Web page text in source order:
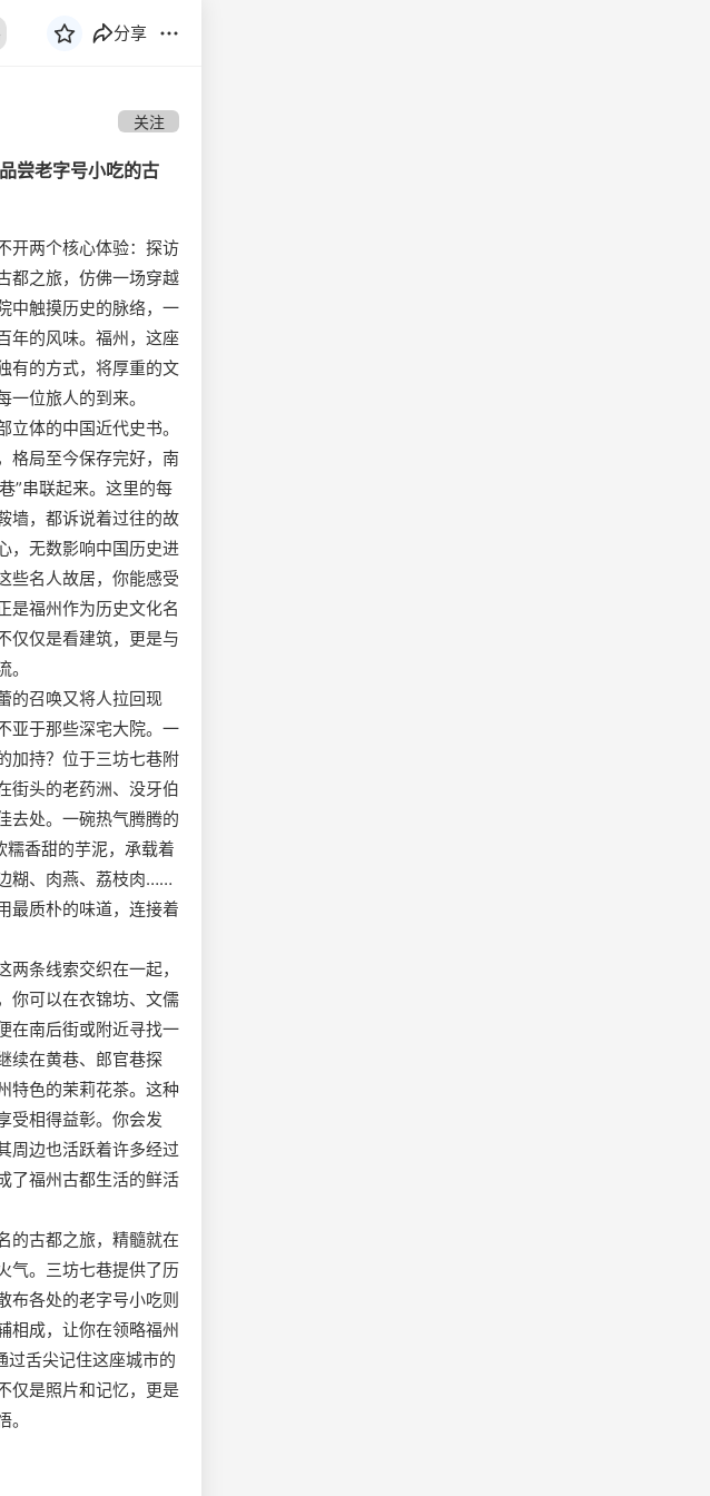
分享
关注
尝老字号小吃的古
开两个核心体验：探访
都之旅，仿佛一场穿越
中触摸历史的脉络，一
年的风味。福州，这座
有的方式，将厚重的文
位旅人的到来。
体的中国近代史书。
格局至今保存完好，南
”串联起来。这里的每
墙，都诉说着过往的故
，无数影响中国历史进
些名人故居，你能感受
是福州作为历史文化名
仅仅是看建筑，更是与
的召唤又将人拉回现
亚于那些深宅大院。一
加持？位于三坊七巷附
街头的老药洲、没牙伯
去处。一碗热气腾腾的
糯香甜的芋泥，承载着
糊、肉燕、荔枝肉……
最质朴的味道，连接着
条线索交织在一起，
你可以在衣锦坊、文儒
在南后街或附近寻找一
续在黄巷、郎官巷探
特色的茉莉花茶。这种
受相得益彰。你会发
周边也活跃着许多经过
了福州古都生活的鲜活
的古都之旅，精髓就在
气。三坊七巷提供了历
布各处的老字号小吃则
相成，让你在领略福州
过舌尖记住这座城市的
仅是照片和记忆，更是